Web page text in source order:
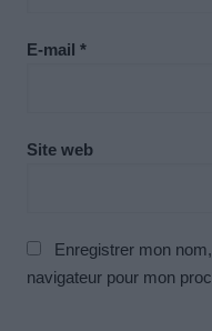
E-mail *
Site web
Enregistrer mon
navigateur pour mon